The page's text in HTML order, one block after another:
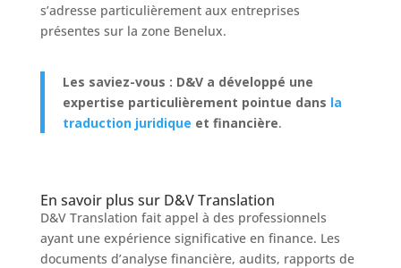
s’adresse particulièrement aux entreprises
présentes sur la zone Benelux.
Les saviez-vous : D&V a développé une
expertise particulièrement pointue dans la
traduction juridique et financière.
En savoir plus sur D&V Translation
D&V Translation fait appel à des professionnels
ayant une expérience significative en finance. Les
documents d’analyse financière, audits, rapports de